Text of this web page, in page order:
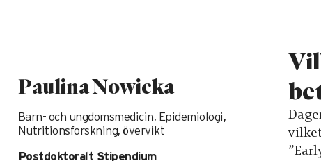
Paulina Nowicka
Barn- och ungdomsmedicin, Epidemiologi,
Nutritionsforskning, övervikt
Postdoktoralt Stipendium